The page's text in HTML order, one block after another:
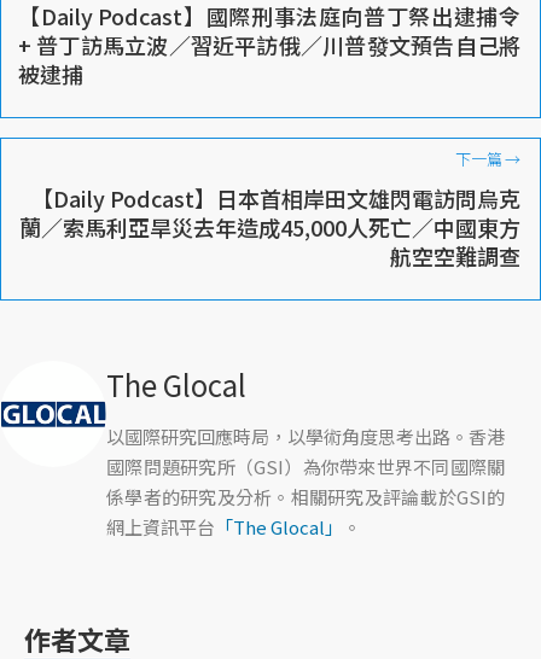
【Daily Podcast】國際刑事法庭向普丁祭出逮捕令
+ 普丁訪馬立波／習近平訪俄／川普發文預告自己將
被逮捕
下一篇→
【Daily Podcast】日本首相岸田文雄閃電訪問烏克
蘭／索馬利亞旱災去年造成45,000人死亡／中國東方
航空空難調查
The Glocal
以國際研究回應時局，以學術角度思考出路。香港
國際問題研究所（GSI）為你帶來世界不同國際關
係學者的研究及分析。相關研究及評論載於GSI的
網上資訊平台 「The Glocal」 。
作者文章